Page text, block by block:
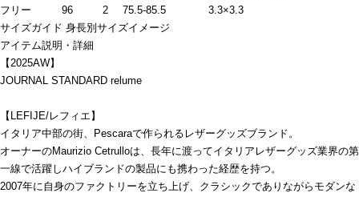
フリー
96 2 75.5-85.5
3.3×3.3
サイズガイド 身長別サイズイメージ
アイテム説明・詳細
【2025AW】
JOURNAL STANDARD relume
【LEFIJE/レフィエ】
イタリア中部の街、Pescaraで作られるレザーグッズブランド。
オーナーのMaurizio Cetrulloは、長年に渡ってイタリアレザーグッズ業界の第
一線で活躍しハイブランドの製品にも携わった経歴を持つ。
2007年に自身のファクトリーを立ち上げ、クラシックでありながらモダンな